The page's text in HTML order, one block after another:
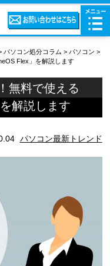
パソコン処分コラム > パソコン >
Flex」を解説します
無料で使える
解説します
パソコン最新トレンド